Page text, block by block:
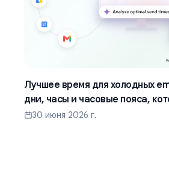
Лучшее время для холодных
дни, часы и часовые пояса,
30 июня 2026 г.